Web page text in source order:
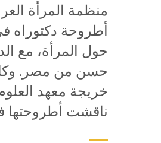
منظمة المرأة
أطروحة دكتوراه
حول المرأة، مع
حسن من مصر.
خريجة معهد
ناقشت أطروحتها